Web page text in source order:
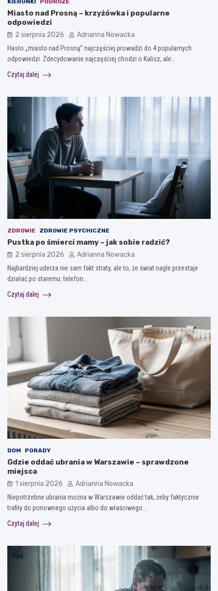
KIERUNKI PODRÓŻE
Miasto nad Prosną – krzyżówka i popularne
odpowiedzi
2 sierpnia 2026 Adrianna Nowacka
Hasło „miasto nad Prosną” najczęściej prowadzi do 4 popularnych
odpowiedzi. Zdecydowanie najczęściej chodzi o Kalisz, ale…
Czytaj dalej
ZDROWIE ZDROWIE PSYCHICZNE
Pustka po śmierci mamy – jak sobie radzić?
2 sierpnia 2026 Adrianna Nowacka
Najbardziej uderza nie sam fakt straty, ale to, że świat nagle przestaje
działać po staremu: telefon…
Czytaj dalej
DOM PORADY
Gdzie oddać ubrania w Warszawie – sprawdzone
miejsca
1 sierpnia 2026 Adrianna Nowacka
Niepotrzebne ubrania można w Warszawie oddać tak, żeby faktycznie
trafiły do ponownego użycia albo do właściwego…
Czytaj dalej